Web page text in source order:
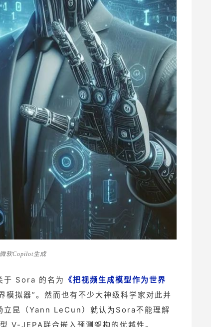
软Copilot生成
于 Sora 的名为 《把视频生成模型作为世界
拟器”。然而也有不少大神级科学家对此并
昆（Yann LeCun）就认为Sora不能理解
V-JEPA联合嵌入预测架构的优越性。